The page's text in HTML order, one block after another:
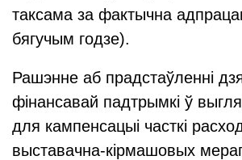
таксама за фактычна
бягучым годзе).
Рашэнне аб прадстаўленні
фінансавай падтрымкі ў
для кампенсацыі часткі
выставачна-кірмашовых